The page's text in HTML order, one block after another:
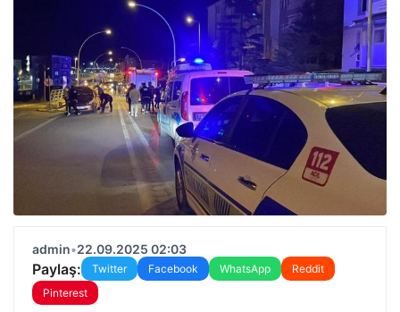
admin•22.09.2025 02:03
Paylaş: Twitter Facebook WhatsApp
Reddit
Pinterest